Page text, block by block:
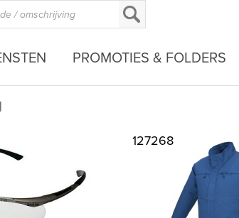
PROMOTIES & FOLDERS
127268